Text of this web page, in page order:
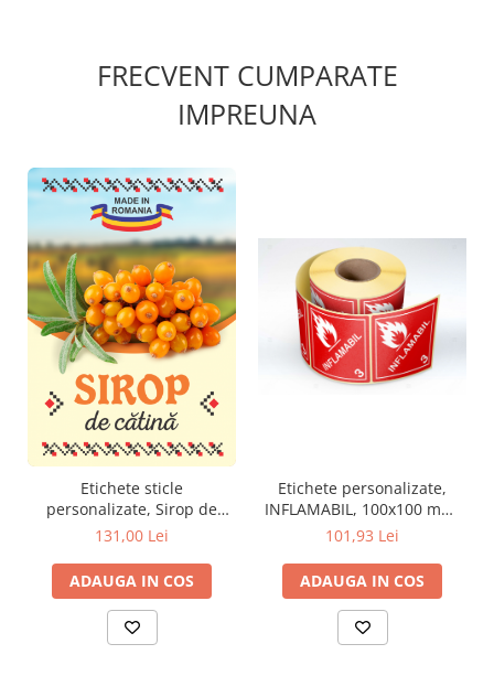
FRECVENT CUMPARATE
IMPREUNA
Etichete sticle
personalizate, Sirop de
catina, 100x70 mm, 1000
131,00 Lei
ADAUGA IN COS
Etichete personalizate,
INFLAMABIL, 100x100 mm,
1000 buc/rola
101,93 Lei
ADAUGA IN COS